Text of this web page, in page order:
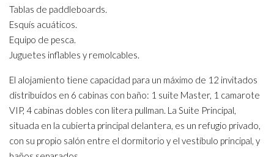
Tablas de paddleboards.
Esquís acuáticos.
Equipo de pesca.
Juguetes inflables y remolcables.
El alojamiento tiene capacidad para un máximo de 12 invitados
distribuidos en 6 cabinas con baño: 1 suite Master, 1 camarote
VIP, 4 cabinas dobles con litera pullman. La Suite Principal,
situada en la cubierta principal delantera, es un refugio privado,
con su propio salón entre el dormitorio y el vestíbulo principal, y